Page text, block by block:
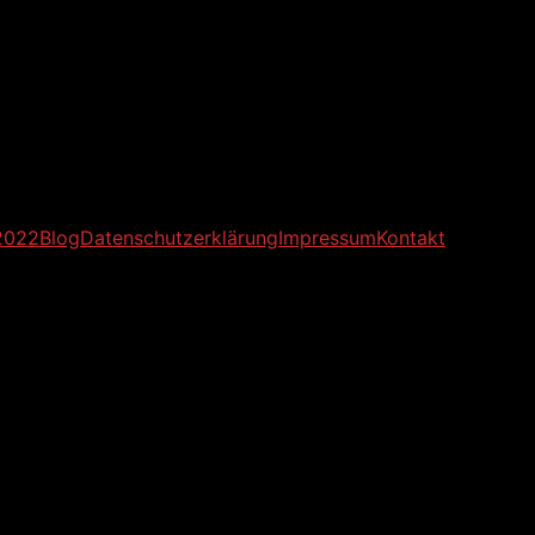
BlogDatenschutzerklärungImpressumKontakt